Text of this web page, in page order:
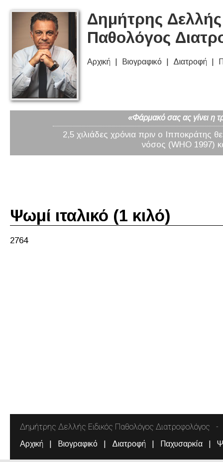
Δημήτρης
Παθολόγος
Αρχική Βιογραφικό Διατροφή
«Φάρμακό σας ας γίνει η
2,5 χιλιάδες χρόνια πριν ο Ιπποκράτης
νόσος (WHO 1997)
Ψωμί ιταλικό (1 κιλό)
2764
Δημήτρης Δελλής Ειδικός Παθολόγος Διατροφολόγος
Αρχική Βιογραφικό Διατροφή Παχυσαρκία